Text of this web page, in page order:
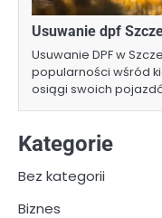
Usuwanie dpf
Usuwanie DPF w
popularności wśród
osiągi swoich
Kategorie
Bez kategorii
Biznes